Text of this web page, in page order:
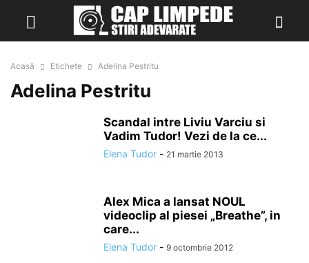
Acasă Etichete Adelina Pestritu
Adelina Pestritu
Scandal intre Liviu Varciu si
Vadim Tudor! Vezi de la ce...
Elena Tudor - 21 martie 2013
Alex Mica a lansat NOUL
videoclip al piesei „Breathe”, in
care...
Elena Tudor - 9 octombrie 2012